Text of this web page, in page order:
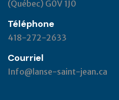
(Québec) G0V 1J0
Téléphone
418-272-2633
Courriel
Info@lanse-saint-jean.ca